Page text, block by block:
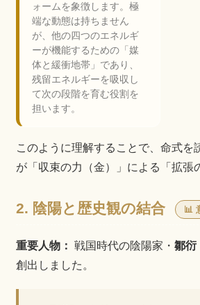
ォームを象徴します。極
端な動態は持ちません
が、他の四つのエネルギ
ーが機能するための「媒
体と緩衝地帯」であり、
残留エネルギーを吸収し
て次の段階を育む役割を
担います。
このように理解することで、命式
が「収束の力（金）」による「拡張
2. 陰陽と歴史観の結合 📊
重要人物： 戦国時代の陰陽家・ 鄒衍
創出しました。